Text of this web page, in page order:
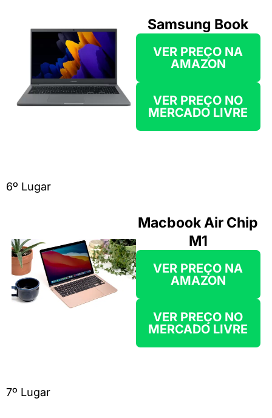
Samsung Book
VER PREÇO NA
AMAZON
VER PREÇO NO
MERCADO LIVRE
6º Lugar
Macbook Air Chip
M1
VER PREÇO NA
AMAZON
VER PREÇO NO
MERCADO LIVRE
7º Lugar